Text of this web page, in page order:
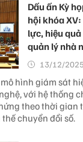
Dấu ấn Kỳ
hội khóa
lực, hiệu
quản lý nhà
13/12/
hình giám sát
với hệ thống
theo thời gian
chuyển đổi số.